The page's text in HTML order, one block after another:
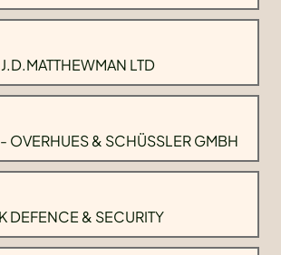
J.D.MATTHEWMAN LTD
OVERHUES & SCHÜSSLER GMBH
DEFENCE & SECURITY